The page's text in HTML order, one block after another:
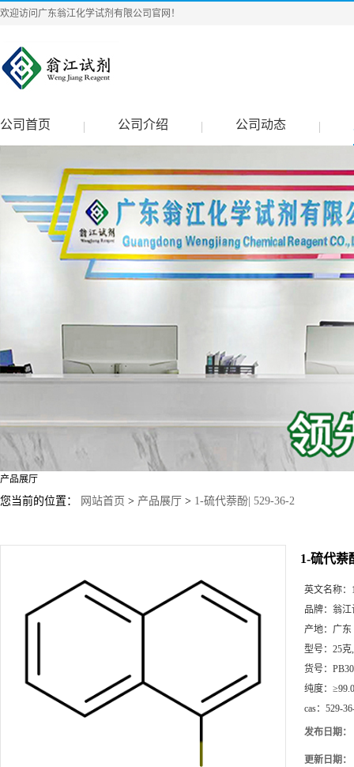
欢迎访问广东翁江化学试剂有限公司官网！
公司首页 公司介绍 公司动态
产品展厅
您当前的位置： 网站首页 > 产品展厅 > 1-硫代萘酚| 529-36-2
1-硫代萘
英文名称：
品牌： 翁江
产地： 广东
型号： 25克
货号：
纯度：
cas： 529-
发布日期：
更新日期：